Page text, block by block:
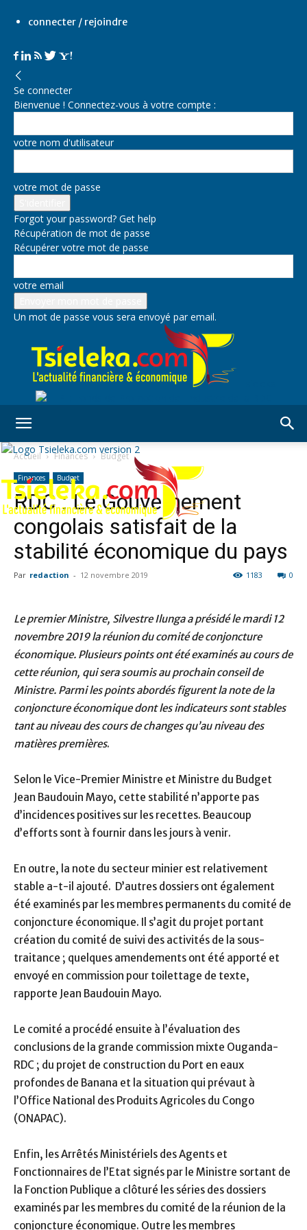
connecter / rejoindre
Se connecter
Bienvenue ! Connectez-vous à votre compte :
votre nom d'utilisateur
votre mot de passe
Forgot your password? Get help
Récupération de mot de passe
Récupérer votre mot de passe
votre email
Un mot de passe vous sera envoyé par email.
Accueil Finances Budget
Finances Budget
RDC : Le Gouvernement
congolais satisfait de la
stabilité économique du pays
Par redaction - 12 novembre 2019 0
1183
Le premier Ministre, Silvestre Ilunga a présidé le mardi 12
novembre 2019 la réunion du comité de conjoncture
économique. Plusieurs points ont été examinés au cours de
cette réunion, qui sera soumis au prochain conseil de
Ministre. Parmi les points abordés figurent la note de la
conjoncture économique dont les indicateurs sont stables
tant au niveau des cours de changes qu’au niveau des
matières premières.
Selon le Vice-Premier Ministre et Ministre du Budget
Jean Baudouin Mayo, cette stabilité n’apporte pas
d’incidences positives sur les recettes. Beaucoup
d’efforts sont à fournir dans les jours à venir.
En outre, la note du secteur minier est relativement
stable a-t-il ajouté. D’autres dossiers ont également
été examinés par les membres permanents du comité de
conjoncture économique. Il s’agit du projet portant
création du comité de suivi des activités de la sous-
traitance ; quelques amendements ont été apporté et
envoyé en commission pour toilettage de texte,
rapporte Jean Baudouin Mayo.
Le comité a procédé ensuite à l’évaluation des
conclusions de la grande commission mixte Ouganda-
RDC ; du projet de construction du Port en eaux
profondes de Banana et la situation qui prévaut à
l’Office National des Produits Agricoles du Congo
(ONAPAC).
Enfin, les Arrêtés Ministériels des Agents et
Fonctionnaires de l’Etat signés par le Ministre sortant de
la Fonction Publique a clôturé les séries des dossiers
examinés par les membres du comité de la réunion de la
conjoncture économique. Outre les membres